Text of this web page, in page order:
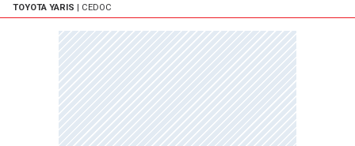
TOYOTA YARIS | CEDOC